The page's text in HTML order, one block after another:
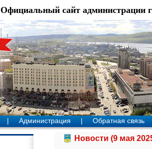
Официальный сайт администрации
| Администрация | Обратная связь
Новости (9 мая